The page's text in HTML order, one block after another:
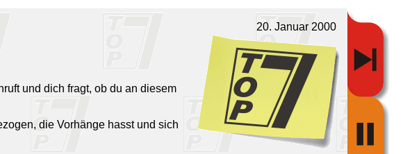
20. Januar 2000
und dich fragt, ob du an diesem
die Vorhänge hasst und sich